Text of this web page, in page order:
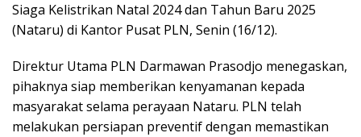
Siaga Kelistrikan Natal 2024 dan Tahun Baru 2025
(Nataru) di Kantor Pusat PLN, Senin (16/12).
Direktur Utama PLN Darmawan Prasodjo menegaskan,
pihaknya siap memberikan kenyamanan kepada
masyarakat selama perayaan Nataru. PLN telah
melakukan persiapan preventif dengan memastikan